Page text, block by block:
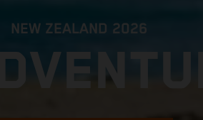
NEW ZEALAND 2026